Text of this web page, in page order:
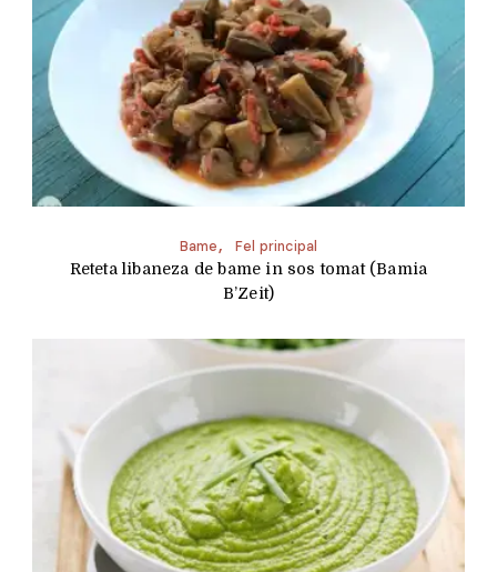
Bame
Fel principal
Reteta libaneza de bame in sos tomat (Bamia
B’Zeit)